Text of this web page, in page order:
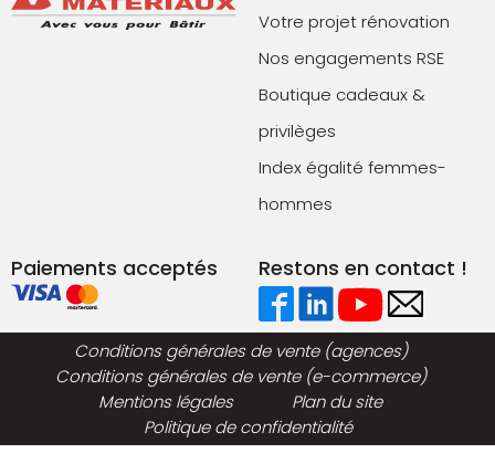
Votre projet rénovation
Nos engagements RSE
Boutique cadeaux &
privilèges
Index égalité femmes-
hommes
Paiements acceptés Restons en contact !
Conditions générales de vente (agences)
Conditions générales de vente (e-commerce)
Mentions légales
Plan du site
Politique de confidentialité